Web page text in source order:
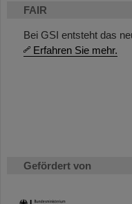
FAIR
Bei GSI entsteht das
Erfahren Sie mehr.
Gefördert von
HMWK